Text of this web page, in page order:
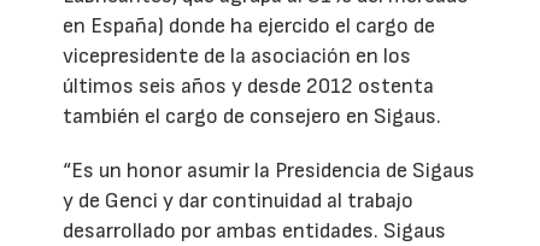
en España) donde ha ejercido el cargo de
vicepresidente de la asociación en los
últimos seis años y desde 2012 ostenta
también el cargo de consejero en Sigaus.
“Es un honor asumir la Presidencia de Sigaus
y de Genci y dar continuidad al trabajo
desarrollado por ambas entidades. Sigaus